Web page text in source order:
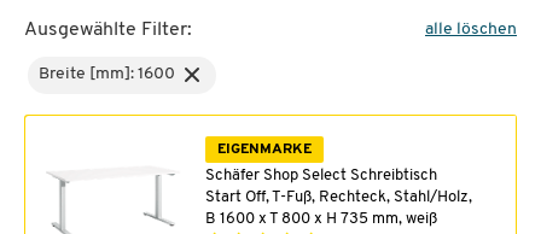
Ausgewählte Filter: alle löschen
Breite [mm]: 1600
EIGENMARKE
Schäfer Shop Select Schreibtisch
Start Off, T-Fuß, Rechteck, Stahl/Holz,
B 1600 x T 800 x H 735 mm, weiß